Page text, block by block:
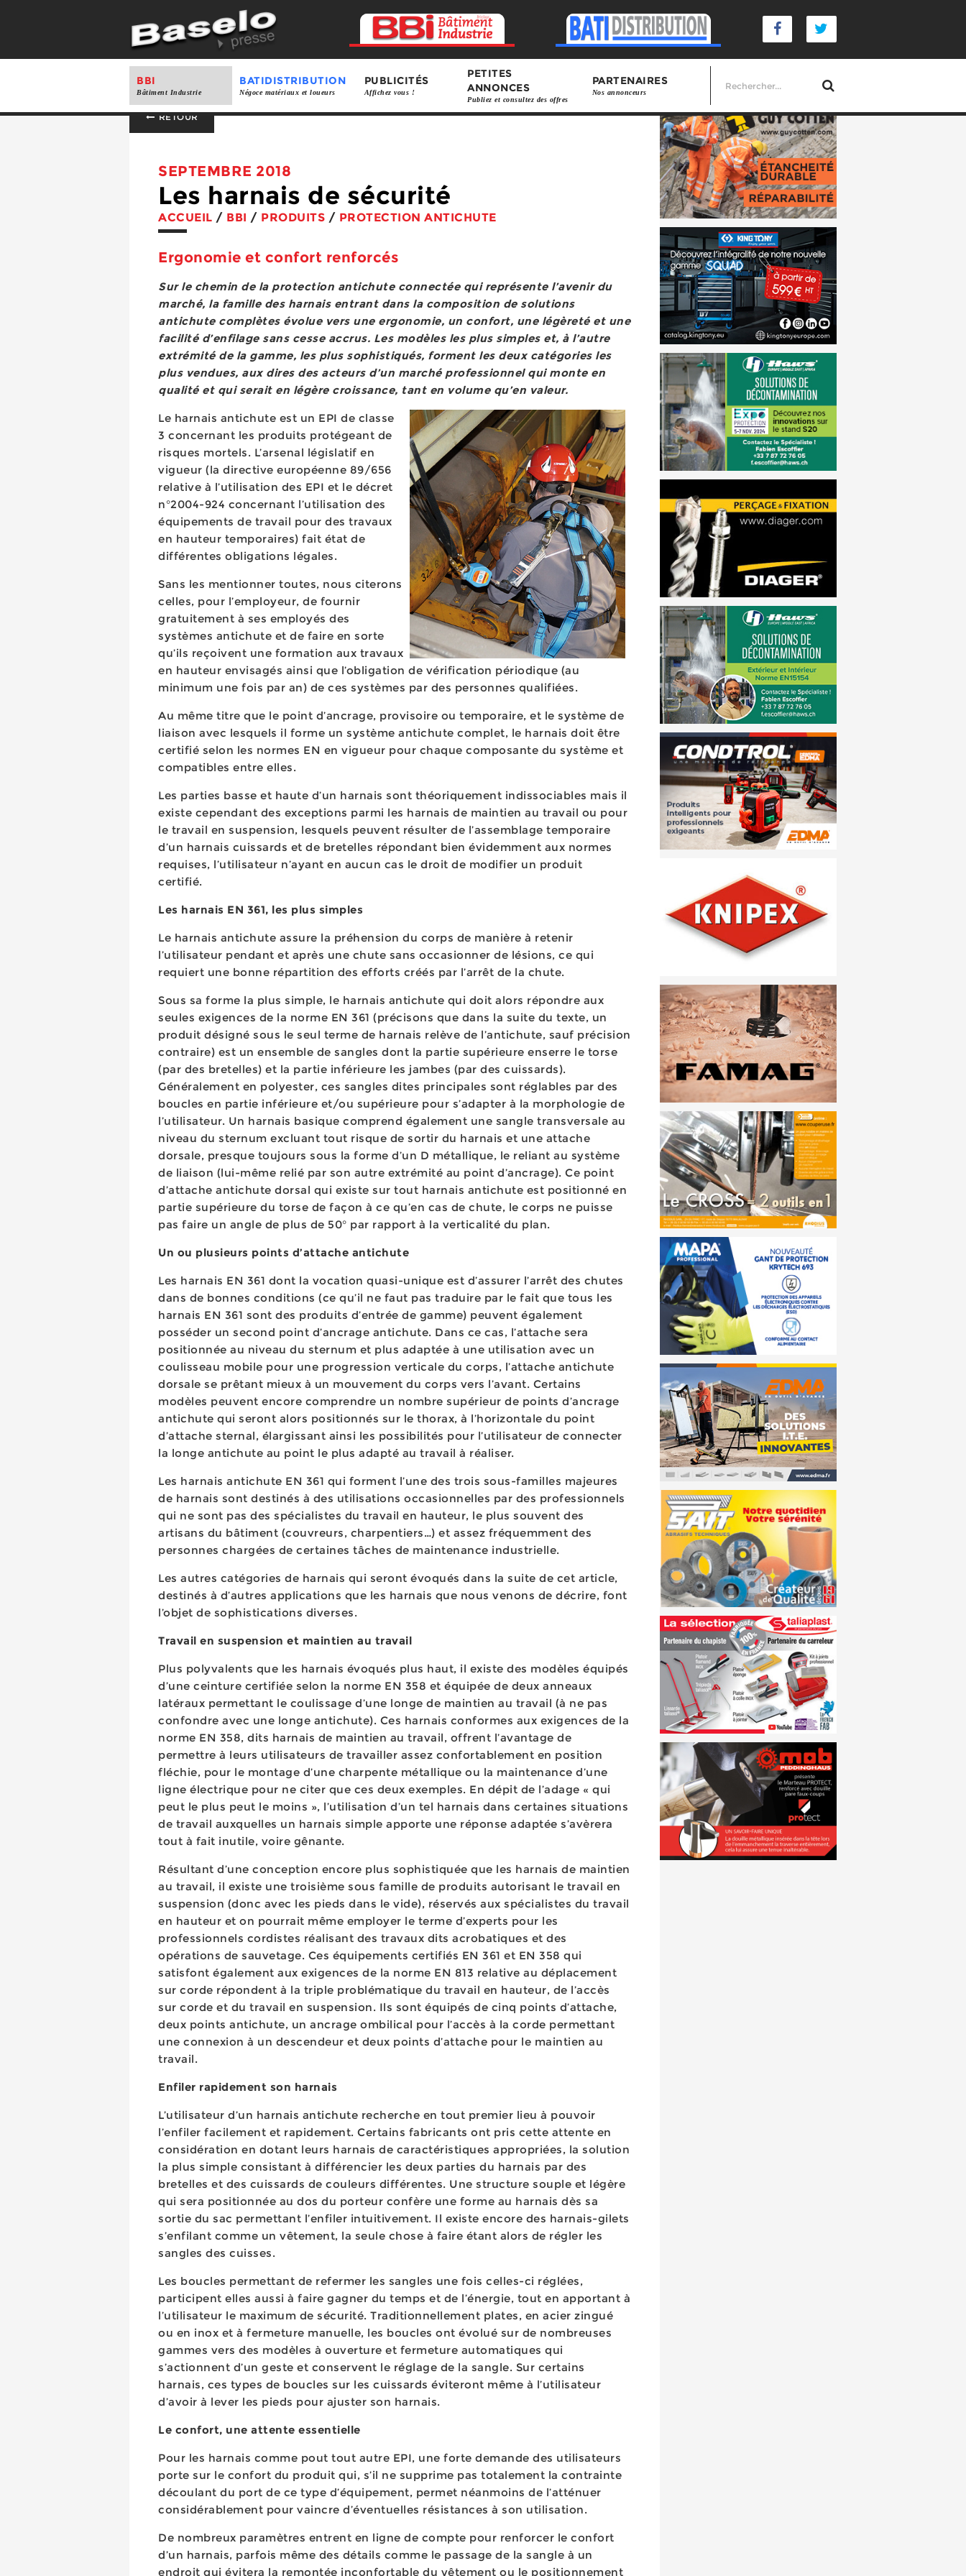
BBI
Bâtiment Industrie
BATIDISTRIBUTION
Négoce matériaux et loueurs
PUBLICITÉS
Affichez vous !
PETITES
ANNONCES
Publiez et consultez des offres
PARTENAIRES
Nos annonceurs
RETOUR
SEPTEMBRE 2018
Les harnais de sécurité
ACCUEIL / BBI / PRODUITS / PROTECTION ANTICHUTE
Ergonomie et confort renforcés
Sur le chemin de la protection antichute connectée qui représente l’avenir du
marché, la famille des harnais entrant dans la composition de solutions
antichute complètes évolue vers une ergonomie, un confort, une légèreté et une
facilité d’enfilage sans cesse accrus. Les modèles les plus simples et, à l’autre
extrémité de la gamme, les plus sophistiqués, forment les deux catégories les
plus vendues, aux dires des acteurs d’un marché professionnel qui monte en
qualité et qui serait en légère croissance, tant en volume qu’en valeur.
Le harnais antichute est un EPI de classe
3 concernant les produits protégeant de
risques mortels. L’arsenal législatif en
vigueur (la directive européenne 89/656
relative à l’utilisation des EPI et le décret
n°2004-924 concernant l’utilisation des
équipements de travail pour des travaux
en hauteur temporaires) fait état de
différentes obligations légales.
Sans les mentionner toutes, nous citerons
celles, pour l’employeur, de fournir
gratuitement à ses employés des
systèmes antichute et de faire en sorte
qu’ils reçoivent une formation aux travaux
en hauteur envisagés ainsi que l’obligation de vérification périodique (au
minimum une fois par an) de ces systèmes par des personnes qualifiées.
Au même titre que le point d’ancrage, provisoire ou temporaire, et le système de
liaison avec lesquels il forme un système antichute complet, le harnais doit être
certifié selon les normes EN en vigueur pour chaque composante du système et
compatibles entre elles.
Les parties basse et haute d’un harnais sont théoriquement indissociables mais il
existe cependant des exceptions parmi les harnais de maintien au travail ou pour
le travail en suspension, lesquels peuvent résulter de l’assemblage temporaire
d’un harnais cuissards et de bretelles répondant bien évidemment aux normes
requises, l’utilisateur n’ayant en aucun cas le droit de modifier un produit
certifié.
Les harnais EN 361, les plus simples
Le harnais antichute assure la préhension du corps de manière à retenir
l’utilisateur pendant et après une chute sans occasionner de lésions, ce qui
requiert une bonne répartition des efforts créés par l’arrêt de la chute.
Sous sa forme la plus simple, le harnais antichute qui doit alors répondre aux
seules exigences de la norme EN 361 (précisons que dans la suite du texte, un
produit désigné sous le seul terme de harnais relève de l’antichute, sauf précision
contraire) est un ensemble de sangles dont la partie supérieure enserre le torse
(par des bretelles) et la partie inférieure les jambes (par des cuissards).
Généralement en polyester, ces sangles dites principales sont réglables par des
boucles en partie inférieure et/ou supérieure pour s’adapter à la morphologie de
l’utilisateur. Un harnais basique comprend également une sangle transversale au
niveau du sternum excluant tout risque de sortir du harnais et une attache
dorsale, presque toujours sous la forme d’un D métallique, le reliant au système
de liaison (lui-même relié par son autre extrémité au point d’ancrage). Ce point
d’attache antichute dorsal qui existe sur tout harnais antichute est positionné en
partie supérieure du torse de façon à ce qu’en cas de chute, le corps ne puisse
pas faire un angle de plus de 50° par rapport à la verticalité du plan.
Un ou plusieurs points d’attache antichute
Les harnais EN 361 dont la vocation quasi-unique est d’assurer l’arrêt des chutes
dans de bonnes conditions (ce qu’il ne faut pas traduire par le fait que tous les
harnais EN 361 sont des produits d’entrée de gamme) peuvent également
posséder un second point d’ancrage antichute. Dans ce cas, l’attache sera
positionnée au niveau du sternum et plus adaptée à une utilisation avec un
coulisseau mobile pour une progression verticale du corps, l’attache antichute
dorsale se prêtant mieux à un mouvement du corps vers l’avant. Certains
modèles peuvent encore comprendre un nombre supérieur de points d’ancrage
antichute qui seront alors positionnés sur le thorax, à l’horizontale du point
d’attache sternal, élargissant ainsi les possibilités pour l’utilisateur de connecter
la longe antichute au point le plus adapté au travail à réaliser.
Les harnais antichute EN 361 qui forment l’une des trois sous-familles majeures
de harnais sont destinés à des utilisations occasionnelles par des professionnels
qui ne sont pas des spécialistes du travail en hauteur, le plus souvent des
artisans du bâtiment (couvreurs, charpentiers…) et assez fréquemment des
personnes chargées de certaines tâches de maintenance industrielle.
Les autres catégories de harnais qui seront évoqués dans la suite de cet article,
destinés à d’autres applications que les harnais que nous venons de décrire, font
l’objet de sophistications diverses.
Travail en suspension et maintien au travail
Plus polyvalents que les harnais évoqués plus haut, il existe des modèles équipés
d’une ceinture certifiée selon la norme EN 358 et équipée de deux anneaux
latéraux permettant le coulissage d’une longe de maintien au travail (à ne pas
confondre avec une longe antichute). Ces harnais conformes aux exigences de la
norme EN 358, dits harnais de maintien au travail, offrent l’avantage de
permettre à leurs utilisateurs de travailler assez confortablement en position
fléchie, pour le montage d’une charpente métallique ou la maintenance d’une
ligne électrique pour ne citer que ces deux exemples. En dépit de l’adage « qui
peut le plus peut le moins », l’utilisation d’un tel harnais dans certaines situations
de travail auxquelles un harnais simple apporte une réponse adaptée s’avèrera
tout à fait inutile, voire gênante.
Résultant d’une conception encore plus sophistiquée que les harnais de maintien
au travail, il existe une troisième sous famille de produits autorisant le travail en
suspension (donc avec les pieds dans le vide), réservés aux spécialistes du travail
en hauteur et on pourrait même employer le terme d’experts pour les
professionnels cordistes réalisant des travaux dits acrobatiques et des
opérations de sauvetage. Ces équipements certifiés EN 361 et EN 358 qui
satisfont également aux exigences de la norme EN 813 relative au déplacement
sur corde répondent à la triple problématique du travail en hauteur, de l’accès
sur corde et du travail en suspension. Ils sont équipés de cinq points d’attache,
deux points antichute, un ancrage ombilical pour l’accès à la corde permettant
une connexion à un descendeur et deux points d’attache pour le maintien au
travail.
Enfiler rapidement son harnais
L’utilisateur d’un harnais antichute recherche en tout premier lieu à pouvoir
l’enfiler facilement et rapidement. Certains fabricants ont pris cette attente en
considération en dotant leurs harnais de caractéristiques appropriées, la solution
la plus simple consistant à différencier les deux parties du harnais par des
bretelles et des cuissards de couleurs différentes. Une structure souple et légère
qui sera positionnée au dos du porteur confère une forme au harnais dès sa
sortie du sac permettant l’enfiler intuitivement. Il existe encore des harnais-gilets
s’enfilant comme un vêtement, la seule chose à faire étant alors de régler les
sangles des cuisses.
Les boucles permettant de refermer les sangles une fois celles-ci réglées,
participent elles aussi à faire gagner du temps et de l’énergie, tout en apportant à
l’utilisateur le maximum de sécurité. Traditionnellement plates, en acier zingué
ou en inox et à fermeture manuelle, les boucles ont évolué sur de nombreuses
gammes vers des modèles à ouverture et fermeture automatiques qui
s’actionnent d’un geste et conservent le réglage de la sangle. Sur certains
harnais, ces types de boucles sur les cuissards éviteront même à l’utilisateur
d’avoir à lever les pieds pour ajuster son harnais.
Le confort, une attente essentielle
Pour les harnais comme pout tout autre EPI, une forte demande des utilisateurs
porte sur le confort du produit qui, s’il ne supprime pas totalement la contrainte
découlant du port de ce type d’équipement, permet néanmoins de l’atténuer
considérablement pour vaincre d’éventuelles résistances à son utilisation.
De nombreux paramètres entrent en ligne de compte pour renforcer le confort
d’un harnais, parfois même des détails comme le passage de la sangle à un
endroit qui évitera la remontée inconfortable du vêtement ou le positionnement